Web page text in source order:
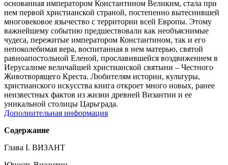
основанная императором Константином Великим, стала при
нем первой христианской страной, постепенно вытеснившей
многовековое язычество с территории всей Европы. Этому
важнейшему событию предшествовали как необъяснимые
чудеса, пережитые императором Константином, так и его
непоколебимая вера, воспитанная в нем матерью, святой
равноапостольной Еленой, прославившейся воздвижением в
Иерусалиме величайшей христианской святыни – Честного
Животворящего Креста. Любителям истории, культуры,
христианского искусства книга откроет много новых, ранее
неизвестных фактов из жизни древней Византии и ее
уникальной столицы Царьграда.
Дополнительная информация
Содержание
Глава I. ВИЗАНТ